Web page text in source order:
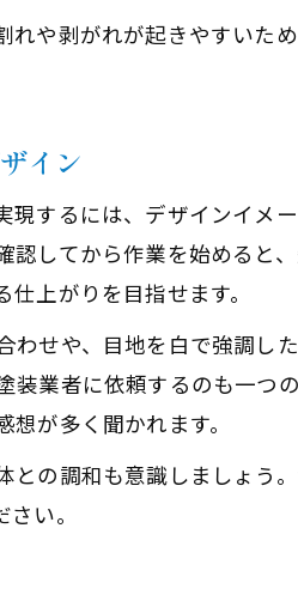
れや剥がれが起きやすいた
イン
するには、デザインイメ
してから作業を始めると
上がりを目指せます。
せや、目地を白で強調し
業者に依頼するのも一つ
が多く聞かれます。
の調和も意識しましょう
い。